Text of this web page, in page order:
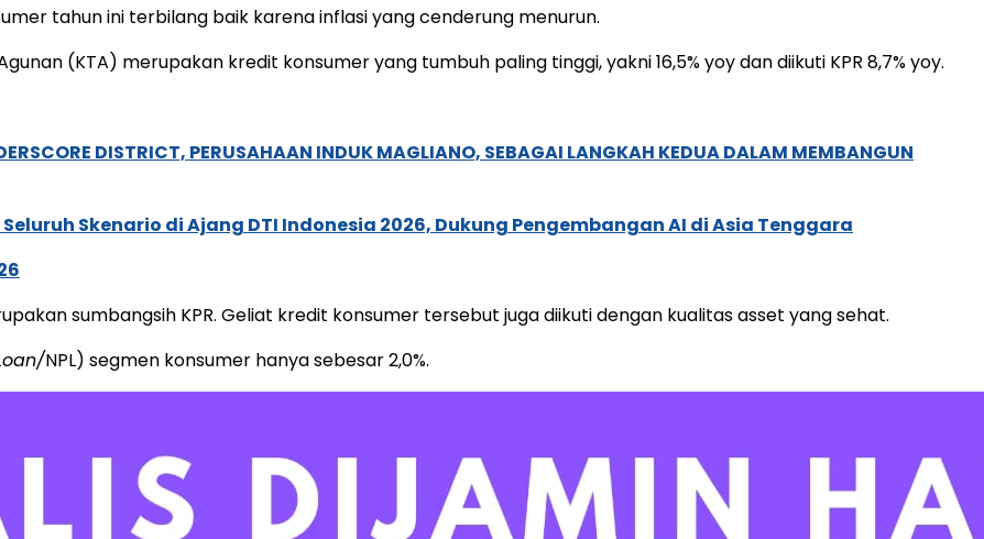
tahun ini terbilang baik karena inflasi yang cenderung menurun.
(KTA) merupakan kredit konsumer yang tumbuh paling tinggi, yakni 16,5% yoy dan diikuti KPR 8,7% yoy.
DISTRICT, PERUSAHAAN INDUK MAGLIANO, SEBAGAI LANGKAH KEDUA DALAM MEMBANGUN
Skenario di Ajang DTI Indonesia 2026, Dukung Pengembangan AI di Asia Tenggara
sumbangsih KPR. Geliat kredit konsumer tersebut juga diikuti dengan kualitas asset yang sehat.
NPL) segmen konsumer hanya sebesar 2,0%.